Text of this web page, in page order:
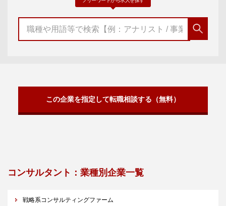
この企業を指定して転職相談する（無料）
コンサルタント：業種別企業一覧
戦略系コンサルティングファーム